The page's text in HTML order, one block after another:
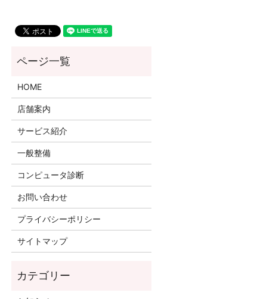
HOME
店舗案内
サービス紹介
一般整備
コンピュータ診断
お問い合わせ
プライバシーポリシー
サイトマップ